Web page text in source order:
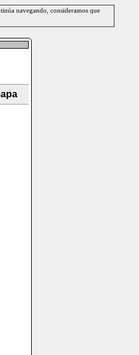
navegando, consideramos que